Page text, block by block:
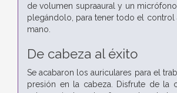
de volumen supraaural y un
plegándolo, para tener todo el control
mano.
De cabeza al éxito
Se acabaron los auriculares para el
presión en la cabeza. Disfrute de la